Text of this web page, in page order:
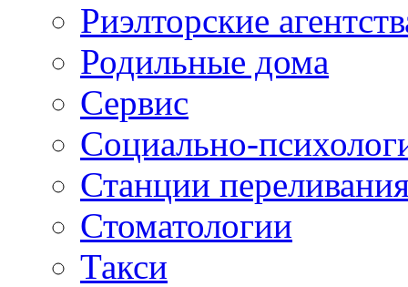
Риэлторские
Родильные дома
Сервис
Социально-
Станции
Стоматологии
Такси